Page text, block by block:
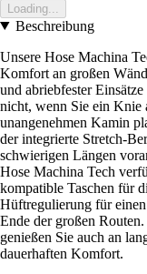
Loading...
Beschreibung
Unsere Hose Machina
Komfort an großen
und abriebfester
nicht, wenn Sie ein Knie
unangenehmen Kamin
der integrierte Stretch-
schwierigen Längen
Hose Machina Tech
kompatible Taschen für
Hüftregulierung für
Ende der großen
genießen Sie auch an
dauerhaften Komfort.